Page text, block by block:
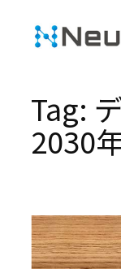
Tag:
2030